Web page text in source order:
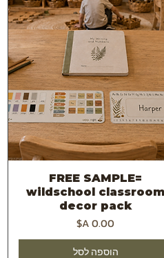
תצוגה מהירה
FREE SAMPLE=
wildschool classroom
decor pack
מחיר
הוספה לסל